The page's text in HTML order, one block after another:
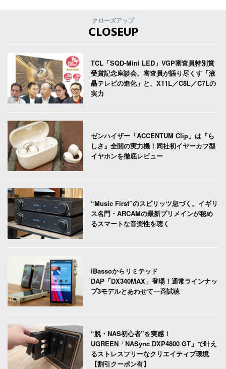
クローズアップ
CLOSEUP
TCL「SQD-Mini LED」VGP審査員特別賞
受賞記念座談会。審査員が語り尽くす「液
晶テレビの進化」と、X11L／C8L／C7Lの
実力
ゼンハイザー「ACCENTUM Clip」は『ら
しさ』全開の実力機！同社初イヤーカフ型
イヤホンを徹底レビュー
“Music First”のスピリッツ息づく。イギリ
ス名門・ARCAMの最新プリメインが秘め
るスマートな音楽性を聴く
iBassoからリミテッド
DAP「DX340MAX」登場！通常ラインナッ
プ3モデルとあわせて一斉試聴
“脱・NAS初心者”を実感！
UGREEN「NASync DXP4800 GT」で叶え
るストレスフリーなクリエイティブ環境
【割引クーポン有】